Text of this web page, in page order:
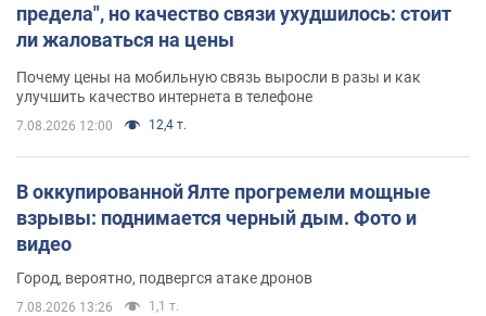
предела", но качество связи ухудшилось: стоит
ли жаловаться на цены
Почему цены на мобильную связь выросли в разы и как
улучшить качество интернета в телефоне
7.08.2026 12:00 12,4 т.
В оккупированной Ялте прогремели мощные
взрывы: поднимается черный дым. Фото и
видео
Город, вероятно, подвергся атаке дронов
7.08.2026 13:26 1,1 т.